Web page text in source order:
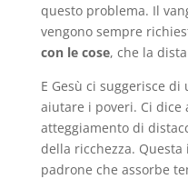
questo problema. Il
vengono sempre
con le cose, che la
E Gesù ci suggerisce
aiutare i poveri. Ci dice
atteggiamento di
della ricchezza.
padrone che assorbe